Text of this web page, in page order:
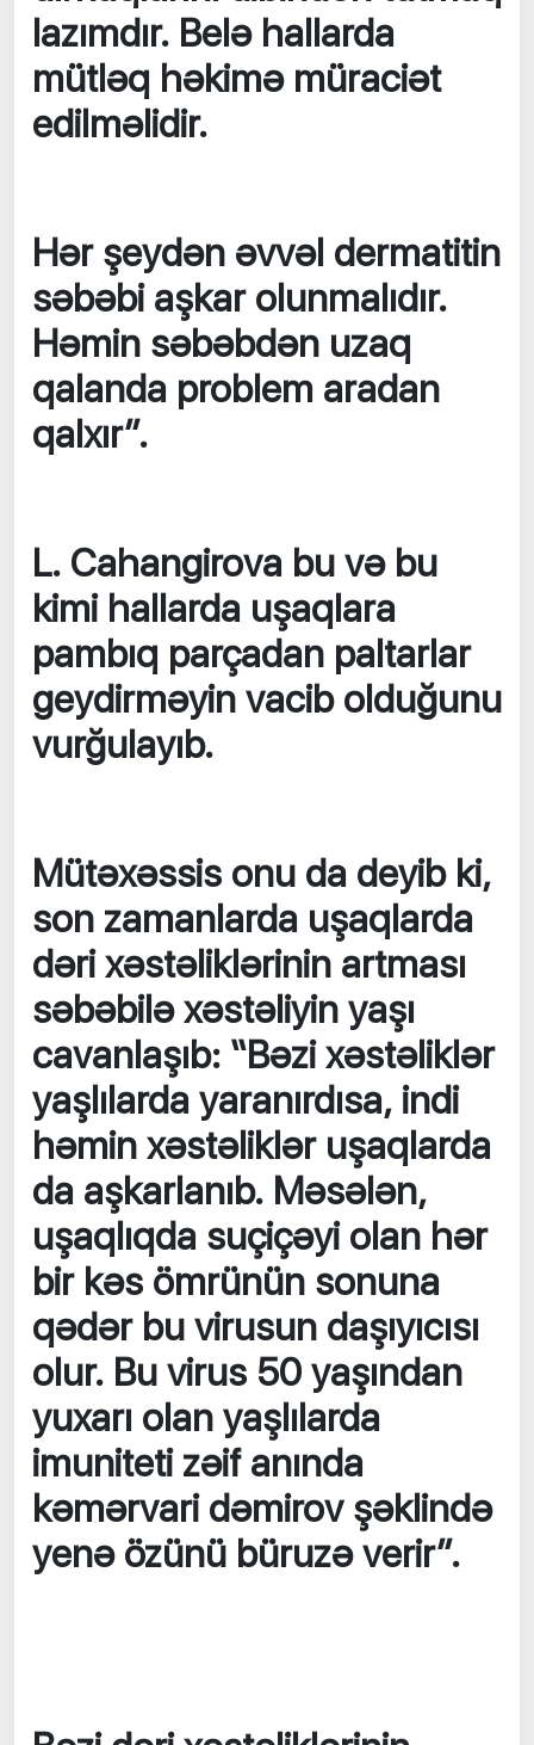
lazımdır. Belə hallarda
mütləq həkimə müraciət
edilməlidir.
Hər şeydən əvvəl dermatitin
səbəbi aşkar olunmalıdır.
Həmin səbəbdən uzaq
qalanda problem aradan
qalxır”.
L. Cahangirova bu və bu
kimi hallarda uşaqlara
pambıq parçadan paltarlar
geydirməyin vacib olduğunu
vurğulayıb.
Mütəxəssis onu da deyib ki,
son zamanlarda uşaqlarda
dəri xəstəliklərinin artması
səbəbilə xəstəliyin yaşı
cavanlaşıb: “Bəzi xəstəliklər
yaşlılarda yaranırdısa, indi
həmin xəstəliklər uşaqlarda
da aşkarlanıb. Məsələn,
uşaqlıqda suçiçəyi olan hər
bir kəs ömrünün sonuna
qədər bu virusun daşıyıcısı
olur. Bu virus 50 yaşından
yuxarı olan yaşlılarda
imuniteti zəif anında
kəmərvari dəmirov şəklində
yenə özünü büruzə verir”.